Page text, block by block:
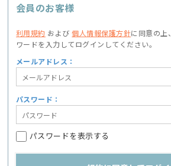
会員のお客様
利用規約 および個人情報保護方針に同意の上、
ワードを入力してログインしてください。
メールアドレス：
パスワード：
パスワードを表示する